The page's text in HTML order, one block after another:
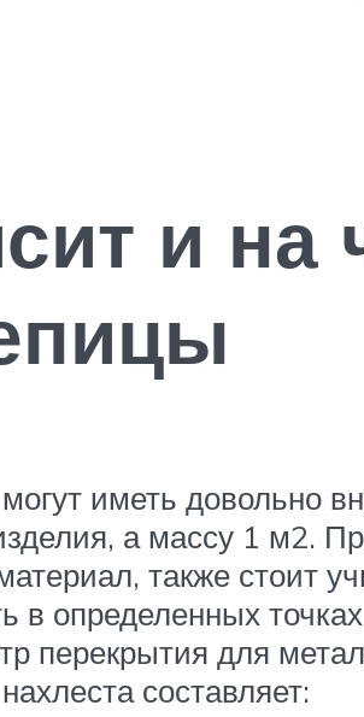
и на
иметь довольно
а массу 1 м2.
также стоит
в определенных
перекрытия для
составляет: